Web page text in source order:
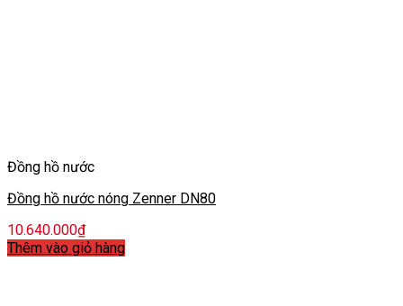
Đồng hồ nước
Đồng hồ nước nóng Zenner DN80
10.640.000₫
Thêm vào giỏ hàng